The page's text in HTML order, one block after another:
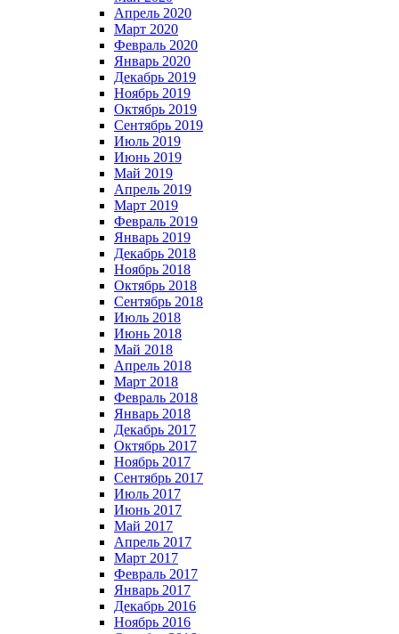
Апрель 2020
Март 2020
Февраль 2020
Январь 2020
Декабрь 2019
Ноябрь 2019
Октябрь 2019
Сентябрь 2019
Июль 2019
Июнь 2019
Май 2019
Апрель 2019
Март 2019
Февраль 2019
Январь 2019
Декабрь 2018
Ноябрь 2018
Октябрь 2018
Сентябрь 2018
Июль 2018
Июнь 2018
Май 2018
Апрель 2018
Март 2018
Февраль 2018
Январь 2018
Декабрь 2017
Октябрь 2017
Ноябрь 2017
Сентябрь 2017
Июль 2017
Июнь 2017
Май 2017
Апрель 2017
Март 2017
Февраль 2017
Январь 2017
Декабрь 2016
Ноябрь 2016